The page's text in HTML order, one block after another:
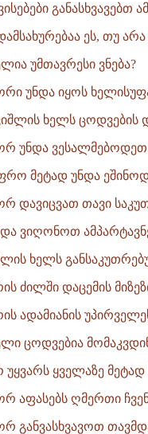
ეს, თუ არა
უმთავრესი ვნება?
უნდა იყოს
ხელს ცოდვების
უნდა ვესალმებოდეთ
მეტად უნდა
დავიცვათ თავი
ვიღონოთ
ხელს
ძილში დაცემის
ადამიანის
ცოდვებია
უყვარს ყველაზე მეტად
აფასებს ღმერთი
განვასხვავოთ